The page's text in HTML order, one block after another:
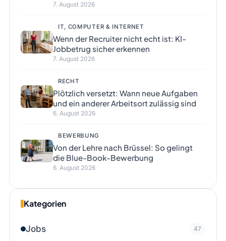
7. August 2026
IT, COMPUTER & INTERNET
Wenn der Recruiter nicht echt ist: KI-
Jobbetrug sicher erkennen
7. August 2026
RECHT
Plötzlich versetzt: Wann neue Aufgaben
und ein anderer Arbeitsort zulässig sind
6. August 2026
BEWERBUNG
Von der Lehre nach Brüssel: So gelingt
die Blue-Book-Bewerbung
6. August 2026
Kategorien
Jobs 47